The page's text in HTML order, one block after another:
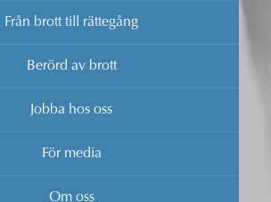
Från brott till rättegång
Berörd av brott
Jobba hos oss
För media
Om oss